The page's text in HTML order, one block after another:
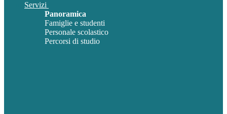
Servizi
Panoramica
Famiglie e studenti
Personale scolastico
Percorsi di studio